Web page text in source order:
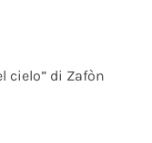
cielo” di Zafòn